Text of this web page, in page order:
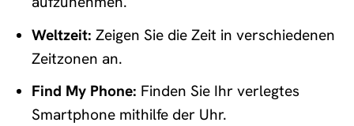
Weltzeit: Zeigen Sie die Zeit in verschiedenen
Zeitzonen an.
Find My Phone: Finden Sie Ihr verlegtes
Smartphone mithilfe der Uhr.